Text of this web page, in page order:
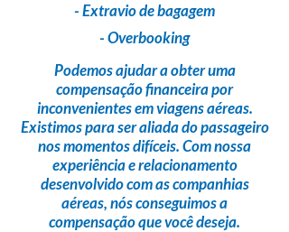
- Extravio de bagagem
- Overbooking
Podemos ajudar a obter uma
compensação financeirapor
inconvenientes em viagens aéreas.
Existimos para seraliada do passageiro
nos momentos difíceis. Com nossa
experiência e relacionamento
desenvolvido com as companhias
aéreas,nós conseguimos a
compensação que você deseja.